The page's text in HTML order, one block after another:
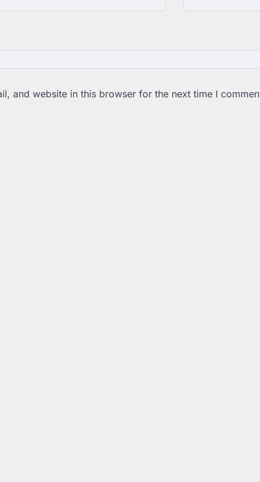
and website in this browser for the next time I